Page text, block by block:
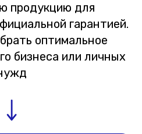
продукцию для
гарантией.
оптимальное
бизнеса или личных